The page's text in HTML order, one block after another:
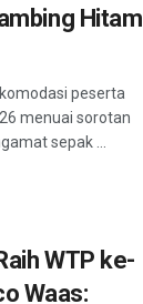
Hitam
peserta
menuai sorotan
sepak ...
WTP ke-
Waas: